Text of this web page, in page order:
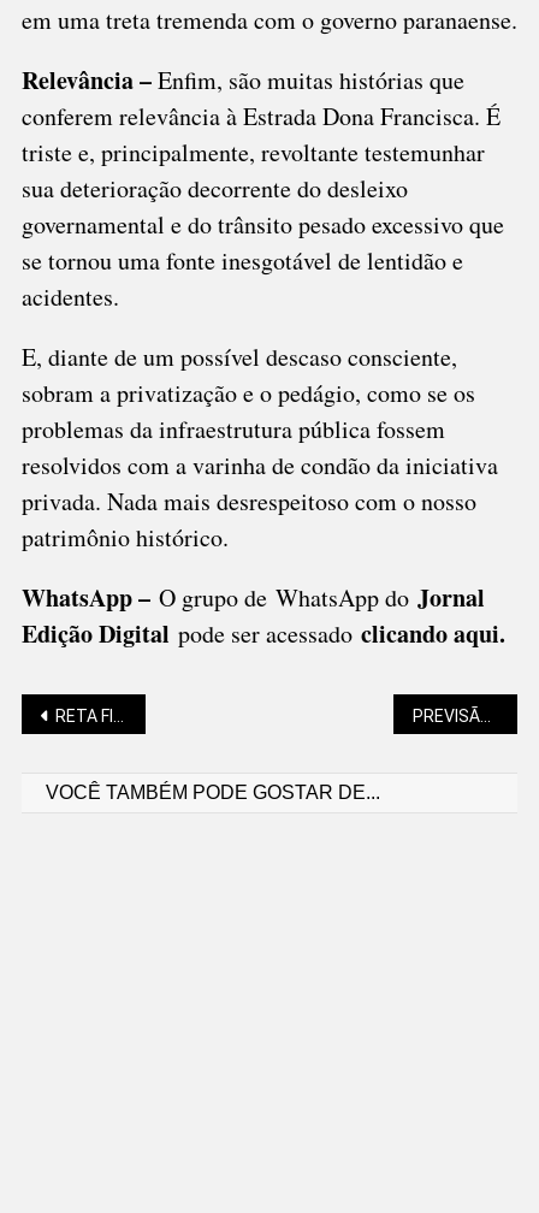
em uma treta tremenda com o governo paranaense.
Relevância –Enfim, são muitas histórias que
conferem relevância à Estrada Dona Francisca. É
triste e, principalmente, revoltante testemunhar
sua deterioração decorrente do desleixo
governamental e do trânsito pesado excessivo que
se tornou uma fonte inesgotável de lentidão e
acidentes.
E, diante de um possível descaso consciente,
sobram a privatização e o pedágio, como se os
problemas da infraestrutura pública fossem
resolvidos com a varinha de condão da iniciativa
privada. Nada mais desrespeitoso com o nosso
patrimônio histórico.
WhatsApp – O grupo de WhatsApp do Jornal
Edição Digital pode ser acessado clicando aqui.
Navegação
RETA FINAL PARA O ENEM PREVISÃO NADA BOA PARA O FIM DE SEMANA
VOCÊ TAMBÉM PODE GOSTAR DE...